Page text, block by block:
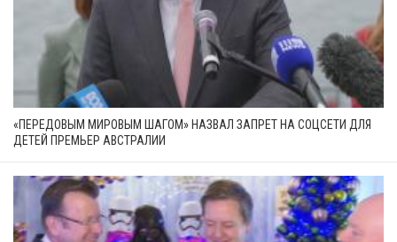
«ПЕРЕДОВЫМ МИРОВЫМ ШАГОМ» НАЗВАЛ ЗАПРЕТ НА СОЦСЕТИ ДЛЯ
ДЕТЕЙ ПРЕМЬЕР АВСТРАЛИИ